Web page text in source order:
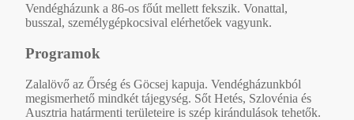
Vendégházunk a 86-os főút mellett fekszik. Vonattal,
busszal, személygépkocsival elérhetőek vagyunk.
Programok
Zalalövő az Őrség és Göcsej kapuja. Vendégházunkból
megismerhető mindkét tájegység. Sőt Hetés, Szlovénia és
Ausztria határmenti területeire is szép kirándulások tehetők.